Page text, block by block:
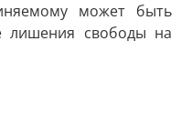
может быть
лишения свободы на